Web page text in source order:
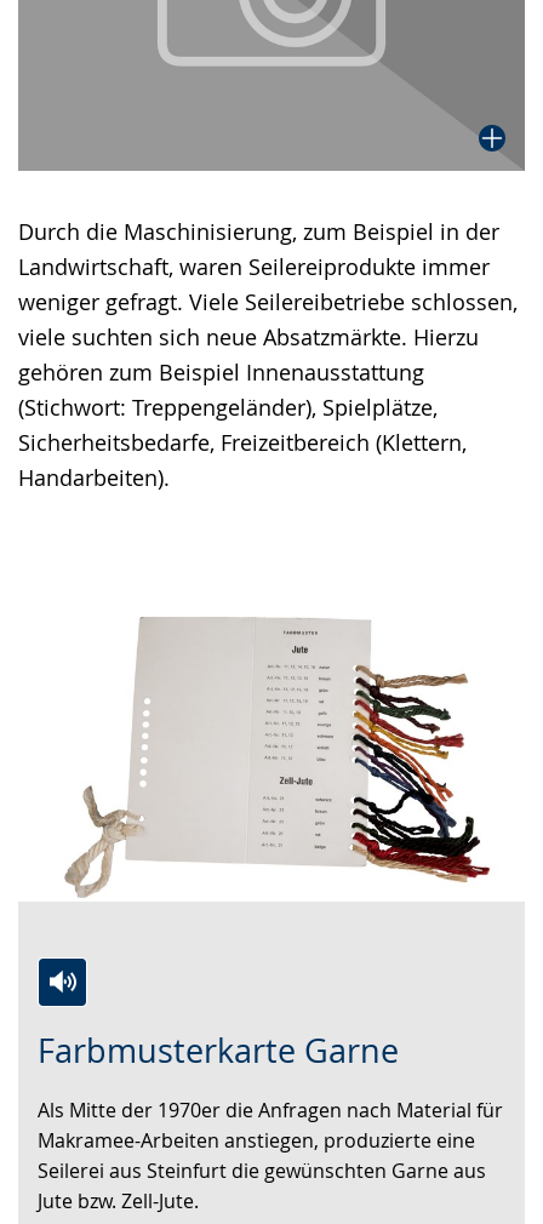
Durch die Maschinisierung, zum Beispiel in der
Landwirtschaft, waren Seilereiprodukte immer
weniger gefragt. Viele Seilereibetriebe schlossen,
viele suchten sich neue Absatzmärkte. Hierzu
gehören zum Beispiel Innenausstattung
(Stichwort: Treppengeländer), Spielplätze,
Sicherheitsbedarfe, Freizeitbereich (Klettern,
Handarbeiten).
Farbmusterkarte Garne
Leichten
wechseln.
Audio-
Video
Deutscher
Gebärdensprache
wird
angezeigt.
Als Mitte der 1970er die Anfragen nach Material für
Makramee-Arbeiten anstiegen, produzierte eine
Seilerei aus Steinfurt die gewünschten Garne aus
Jute bzw. Zell-Jute.